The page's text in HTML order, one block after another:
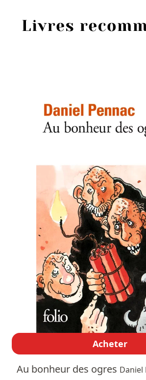
Acheter
Au bonheur des ogres Daniel
Sources
Personnes
Livres
Livres les plus
Prix littéraires